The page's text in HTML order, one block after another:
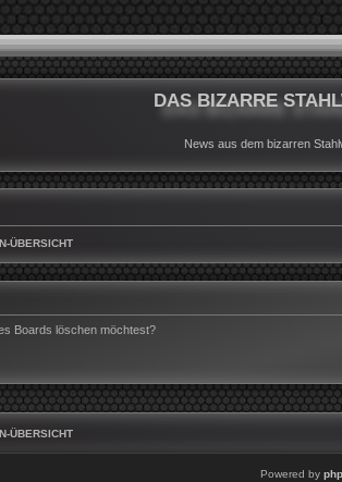
DAS BIZARRE
News aus dem bizarren
ÜBERSICHT
Boards löschen möchtest?
ÜBERSICHT
Powered by